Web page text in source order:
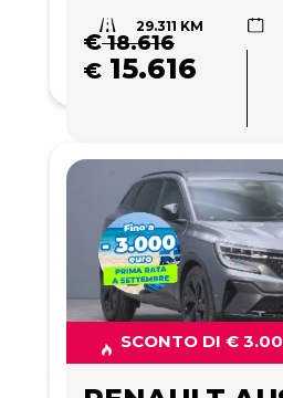
29.311 KM
€18.616
€ 15.616
SCONTO DI €